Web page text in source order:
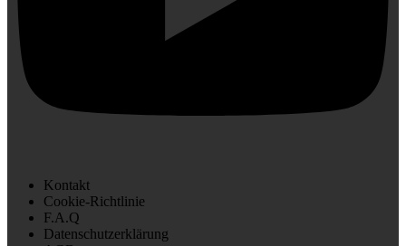
Kontakt
Cookie-Richtlinie
F.A.Q
Datenschutzerklärung